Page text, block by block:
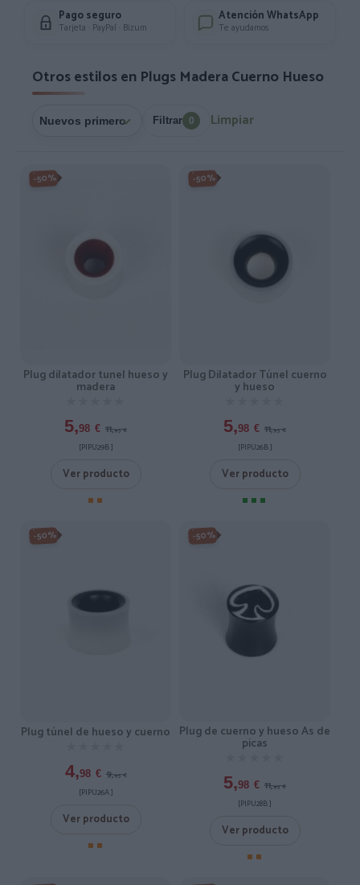
Pago seguro
Tarjeta · PayPal · Bizum
Atención WhatsApp
Te ayudamos
Otros estilos en Plugs Madera Cuerno Hueso
Filtrar 0 Limpiar
-50%
Plug dilatador tunel hueso y
madera
5,98 € 11,95 €
[PIPU29B ]
Ver producto
-50%
Plug Dilatador Túnel cuerno
y hueso
5,98 € 11,95 €
[PIPU26B ]
Ver producto
-50%
Plug túnel de hueso y cuerno
4,98 € 9,95 €
[PIPU26A ]
Ver producto
-50%
Plug de cuerno y hueso As de
picas
5,98 € 11,95 €
[PIPU28B ]
Ver producto